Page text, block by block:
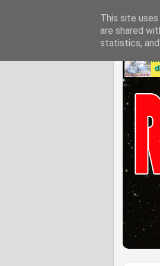
This site
are shared
statistics,